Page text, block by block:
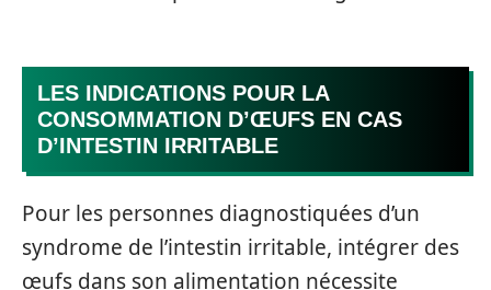
LES INDICATIONS POUR LA
CONSOMMATION D’ŒUFS EN CAS
D’INTESTIN IRRITABLE
Pour les personnes diagnostiquées d’un
syndrome de l’intestin irritable, intégrer des
œufs dans son alimentation nécessite